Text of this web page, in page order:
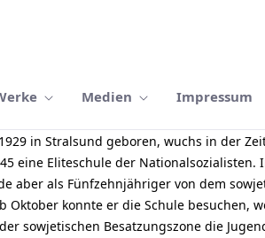
Medien Impressum
in Stralsund geboren, wuchs in der
eine Eliteschule der
aber als Fünfzehnjähriger von dem
Oktober konnte er die Schule besuchen,
sowjetischen Besatzungszone die